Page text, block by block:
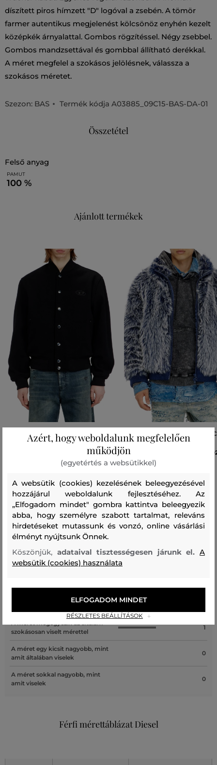
díszített piros hímzett "D" logóval a zsebén. A tömör
farmer autentikus megjelenést kölcsönöz enyhén kezelt
középkék árnyalattal. Gombos rögzítéssel. Négy zsebbel.
Gombos mandzsettával és gombbal állítható derékkal.
A méret megfelel a szokásos jelölésnek, válassza a
szokásos méretet.
Szezon: BAS Termék kódja A03885_09C15-BAS-DA-01
Összetétel
felső anyag
PAMUT
100 %
Ajánlott termékek
DZSEKI DIESEL J-ARRY-WRD JACKET
218 990 Ft
DZSEKI DIESEL W-VICTOR
Elérhető méretek:
Recenziók
ÜGYFELEINKNEK ÁLTAL ÉRTÉKELT MÉRETEK
A méret egy kicsit kisebb, mint
szokásosan viselt mérettel
1
A méret egy kicsit nagyobb, mint
amit általában viselek
0
A méret sokkal nagyobb, mint
amit viselek
0
Férfi mérettáblázat Diesel
Azért, hogy weboldalunk megfelelően
működjön
(egyetértés a websütikkel)
A websütik (cookies) kezelésének beleegyezésével
hozzájárul weboldalunk fejlesztéséhez. Az
„Elfogadom mindet" gombra kattintva beleegyezik
abba, hogy személyre szabott tartalmat, releváns
hirdetéseket mutassunk és vonzó, online vásárlási
élményt nyújtsunk Önnek.
Köszönjük, adataival tisztességesen járunk el.A
websütik (cookies) használata
RÉSZLETES BEÁLLÍTÁSOK
ELFOGADOM MINDET